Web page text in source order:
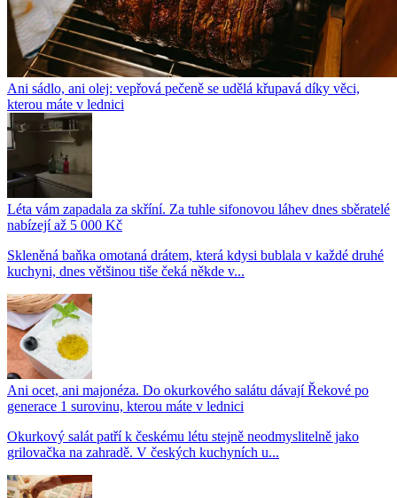
Ani sádlo, ani olej: vepřová pečeně se udělá křupavá díky věci,
kterou máte v lednici
Léta vám zapadala za skříní. Za tuhle sifonovou láhev dnes sběratelé
nabízejí až 5 000 Kč
Skleněná baňka omotaná drátem, která kdysi bublala v každé druhé
kuchyni, dnes většinou tiše čeká někde v...
Ani ocet, ani majonéza. Do okurkového salátu dávají Řekové po
generace 1 surovinu, kterou máte v lednici
Okurkový salát patří k českému létu stejně neodmyslitelně jako
grilovačka na zahradě. V českých kuchyních u...